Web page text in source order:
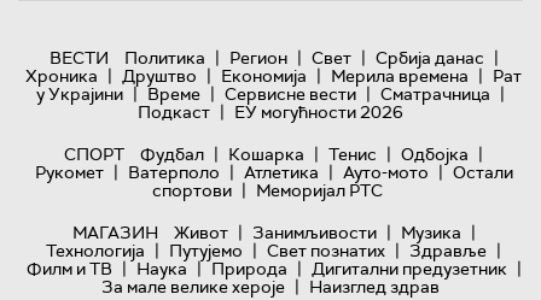
ВЕСТИ Политика | Регион | Свет | Србија данас |
Хроника | Друштво | Економија | Мерила времена | Рат
у Украјини | Време | Сервисне вести | Сматрачница |
Подкаст | ЕУ могућности 2026
СПОРТ
Фудбал | Кошарка | Тенис | Одбојка |
Рукомет | Ватерполо | Атлетика | Ауто-мото | Остали
спортови | Меморијал РТС
МАГАЗИН
Живот | Занимљивости | Музика |
Технологијa | Путујемо | Свет познатих | Здравље |
Филм и ТВ | Наука | Природа | Дигитални предузетник |
За мале велике хероје | Наизглед здрав